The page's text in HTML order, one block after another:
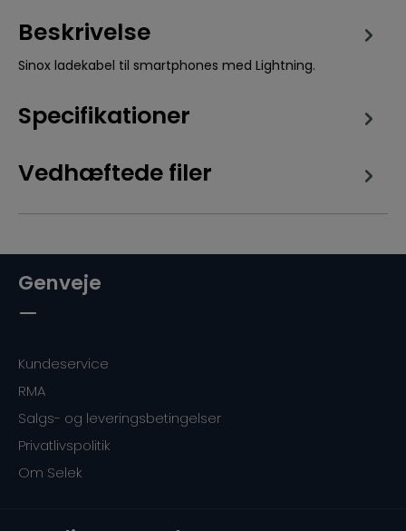
Beskrivelse
Sinox ladekabel til smartphones med Lightning.
Specifikationer
Vedhæftede filer
Genveje
Kundeservice
RMA
Salgs- og leveringsbetingelser
Privatlivspolitik
Om Selek